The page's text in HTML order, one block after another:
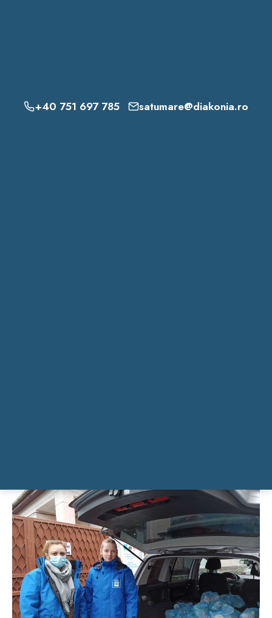
+40 751 697 785 satumare@diakonia.ro